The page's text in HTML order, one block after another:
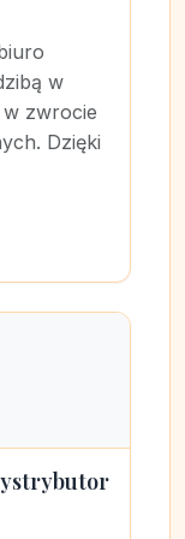
w
w zwrocie
Dzięki